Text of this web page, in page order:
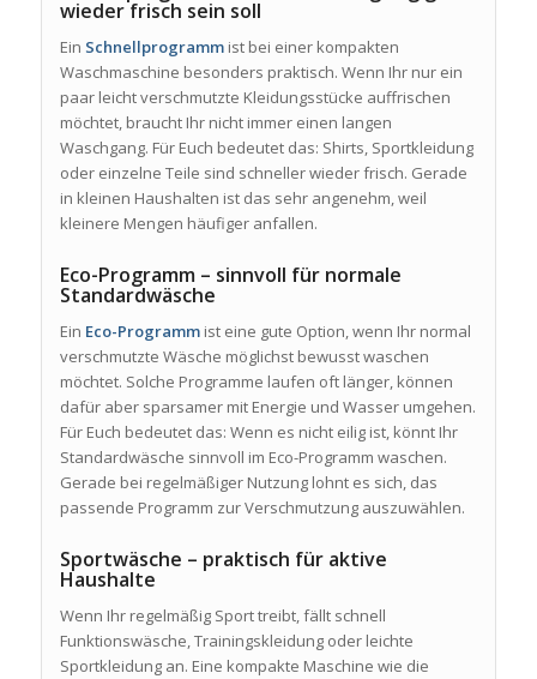
wieder frisch sein soll
Ein Schnellprogrammist bei einer kompakten
Waschmaschine besonders praktisch. Wenn Ihr nur ein
paar leicht verschmutzte Kleidungsstücke auffrischen
möchtet, braucht Ihr nicht immer einen langen
Waschgang. Für Euch bedeutet das: Shirts, Sportkleidung
oder einzelne Teile sind schneller wieder frisch. Gerade
in kleinen Haushalten ist das sehr angenehm, weil
kleinere Mengen häufiger anfallen.
Eco-Programm – sinnvoll für normale
Standardwäsche
Ein Eco-Programmist eine gute Option, wenn Ihr normal
verschmutzte Wäsche möglichst bewusst waschen
möchtet. Solche Programme laufen oft länger, können
dafür aber sparsamer mit Energie und Wasser umgehen.
Für Euch bedeutet das: Wenn es nicht eilig ist, könnt Ihr
Standardwäsche sinnvoll im Eco-Programm waschen.
Gerade bei regelmäßiger Nutzung lohnt es sich, das
passende Programm zur Verschmutzung auszuwählen.
Sportwäsche – praktisch für aktive
Haushalte
Wenn Ihr regelmäßig Sport treibt, fällt schnell
Funktionswäsche, Trainingskleidung oder leichte
Sportkleidung an. Eine kompakte Maschine wie die